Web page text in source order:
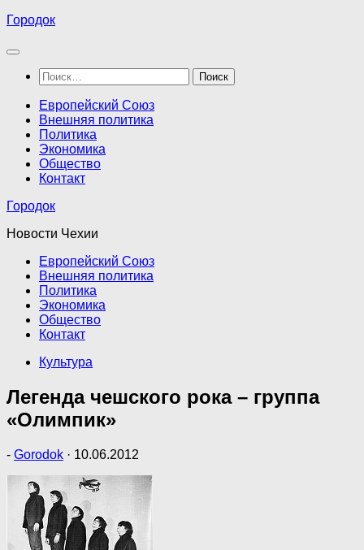
Перейти
содержимому
Городок
Найти:
Европейский Союз
Внешняя политика
Политика
Экономика
Общество
Контакт
Городок
Новости Чехии
Европейский Союз
Внешняя политика
Политика
Экономика
Общество
Контакт
Культура
Легенда чешского рока – группа
«Олимпик»
- Gorodok · 10.06.2012